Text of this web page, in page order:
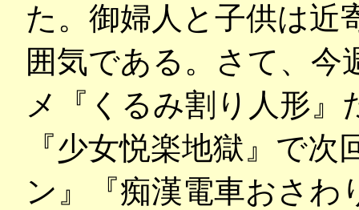
た。御婦人と子供は近
囲気である。さて、
メ『くるみ割り人形
『少女悦楽地獄』で
ン』『痴漢電車おさ